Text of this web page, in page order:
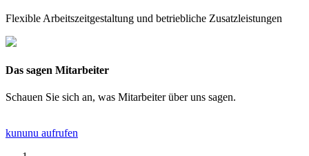
Flexible Arbeitszeitgestaltung und betriebliche Zusatzleistungen
Das sagen Mitarbeiter
Schauen Sie sich an, was Mitarbeiter über uns sagen.
kununu aufrufen